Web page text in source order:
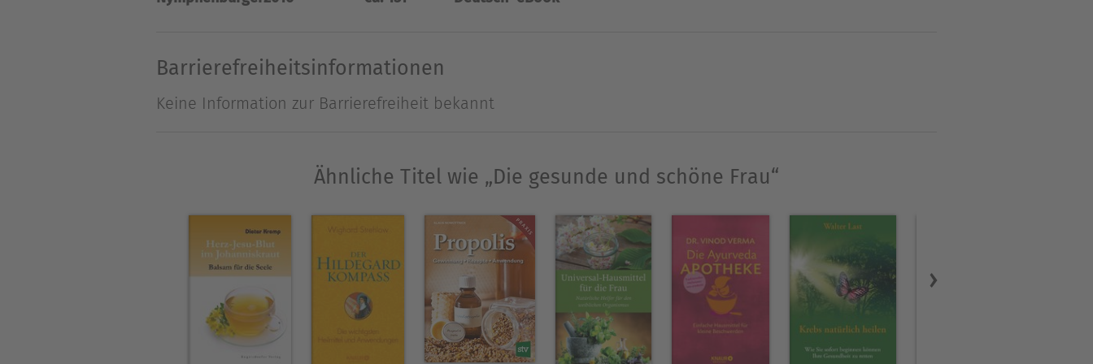
Herstellung von traditionellen Mitteln für die Schönheitspflege ergänzt.
Barrierefreiheitsinformationen
Keine Information zur Barrierefreiheit bekannt
Ähnliche Titel wie „Die gesunde und schöne Frau“